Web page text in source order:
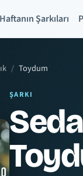
Haftanın Şarkıları
Toydum
ŞARKI